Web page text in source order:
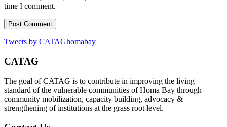
time I comment.
Tweets by CATAGhomabay
CATAG
The goal of CATAG is to contribute in improving the living
standard of the vulnerable communities of Homa Bay through
community mobilization, capacity building, advocacy &
strengthening of institutions at the grass root level.